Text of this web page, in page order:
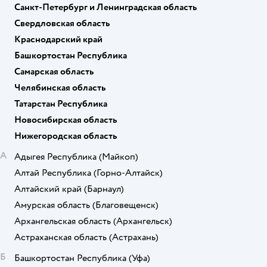
Санкт-Петербург и Ленинградская область
Свердловская область
Краснодарский край
Башкортостан Республика
Самарская область
Челябинская область
Татарстан Республика
Новосибирская область
Нижегородская область
А
Адыгея Республика (Майкоп)
Алтай Республика (Горно-Алтайск)
Алтайский край (Барнаул)
Амурская область (Благовещенск)
Архангельская область (Архангельск)
Астраханская область (Астрахань)
Б
Башкортостан Республика (Уфа)